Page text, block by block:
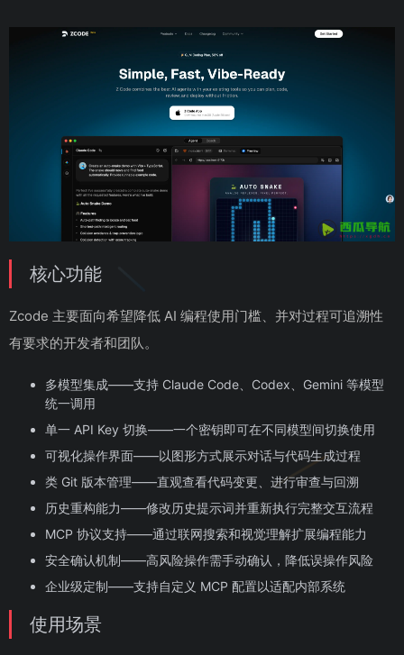
核心功能
Zcode 主要面向希望降低 AI 编程使用门槛、并对过程可追溯性
有要求的开发者和团队。
多模型集成——支持 Claude Code、Codex、Gemini 等模型
统一调用
单一 API Key 切换——一个密钥即可在不同模型间切换使用
可视化操作界面——以图形方式展示对话与代码生成过程
类 Git 版本管理——直观查看代码变更、进行审查与回溯
历史重构能力——修改历史提示词并重新执行完整交互流程
MCP 协议支持——通过联网搜索和视觉理解扩展编程能力
安全确认机制——高风险操作需手动确认，降低误操作风险
企业级定制——支持自定义 MCP 配置以适配内部系统
使用场景